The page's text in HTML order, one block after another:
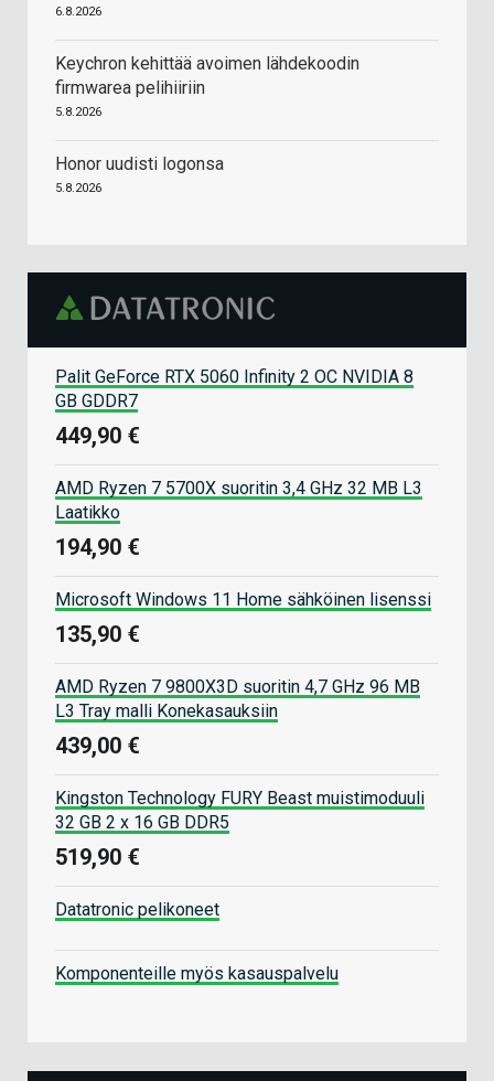
6.8.2026
Keychron kehittää avoimen lähdekoodin
firmwarea pelihiiriin
5.8.2026
Honor uudisti logonsa
5.8.2026
Palit GeForce RTX 5060 Infinity 2 OC NVIDIA 8
GB GDDR7
449,90 €
AMD Ryzen 7 5700X suoritin 3,4 GHz 32 MB L3
Laatikko
194,90 €
Microsoft Windows 11 Home sähköinen lisenssi
135,90 €
AMD Ryzen 7 9800X3D suoritin 4,7 GHz 96 MB
L3 Tray malli Konekasauksiin
439,00 €
Kingston Technology FURY Beast muistimoduuli
32 GB 2 x 16 GB DDR5
519,90 €
Datatronic pelikoneet
Komponenteille myös kasauspalvelu